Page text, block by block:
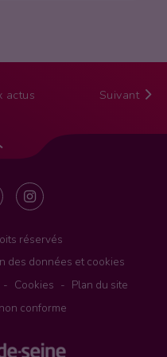
actus Suivant
en
de
page
réservés
des données et cookies
Cookies
Plan du site
conforme